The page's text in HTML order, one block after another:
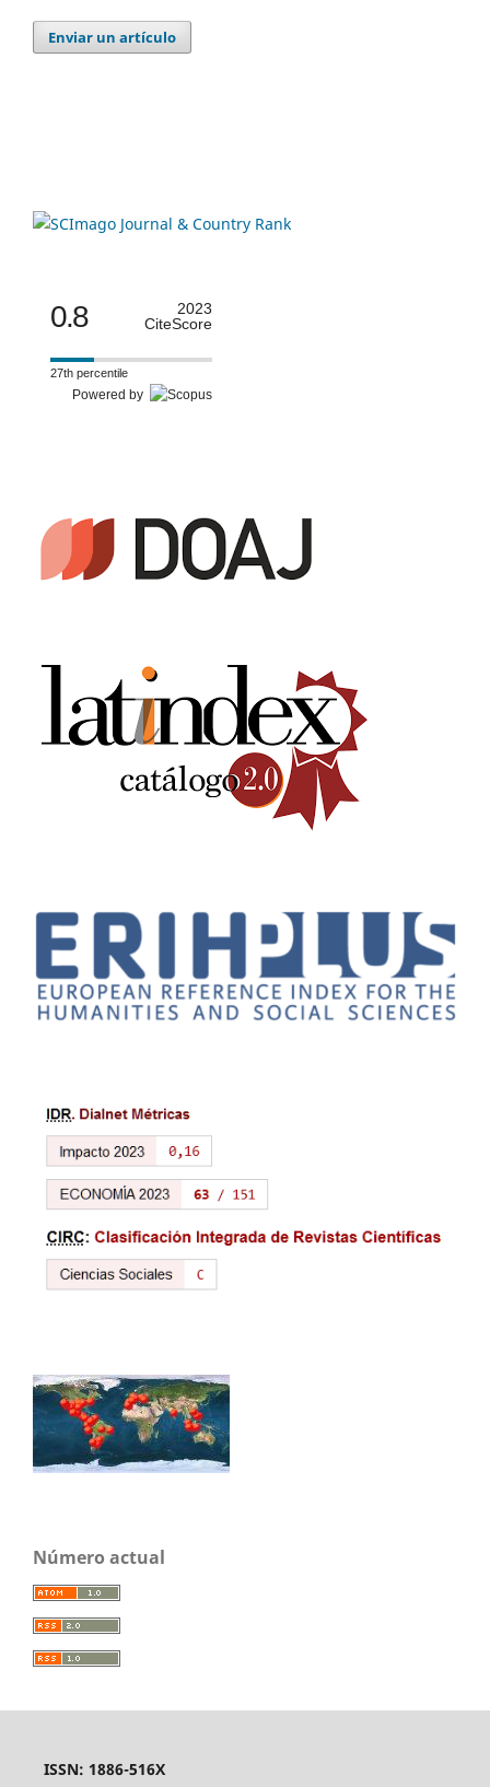
Enviar un artículo
0.8
2023
CiteScore
27th percentile
Powered by
Número actual
ISSN: 1886-516X